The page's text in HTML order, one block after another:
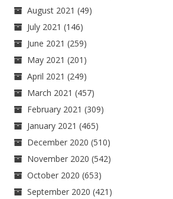
August 2021 (49)
July 2021 (146)
June 2021 (259)
May 2021 (201)
April 2021 (249)
March 2021 (457)
February 2021 (309)
January 2021 (465)
December 2020 (510)
November 2020 (542)
October 2020 (653)
September 2020 (421)